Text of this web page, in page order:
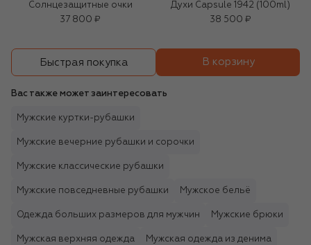
Солнцезащитные очки
37 800 ₽
Духи Capsule 1942 (100ml)
38 500 ₽
Быстрая покупка В корзину
Вас также может заинтересовать
Мужские куртки-рубашки
Мужские вечерние рубашки и сорочки
Мужские классические рубашки
Мужские повседневные рубашки Мужское бельё
Одежда больших размеров для мужчин Мужские брюки
Мужская верхняя одежда Мужская одежда из денима